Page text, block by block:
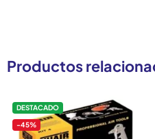
Productos
DESTACADO
-45%